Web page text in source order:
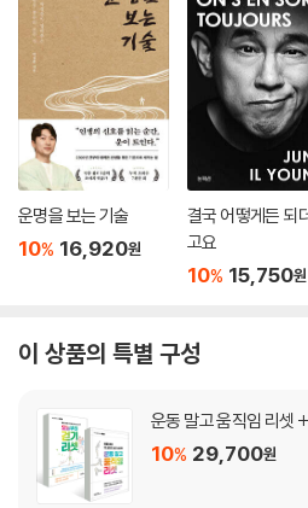
운명을 보는 기술
10% 16,920원
결국 어떻게든 되
고요
10% 15,750원
이 상품의 특별 구성
운동 말고 움직임 리셋
10% 29,700원